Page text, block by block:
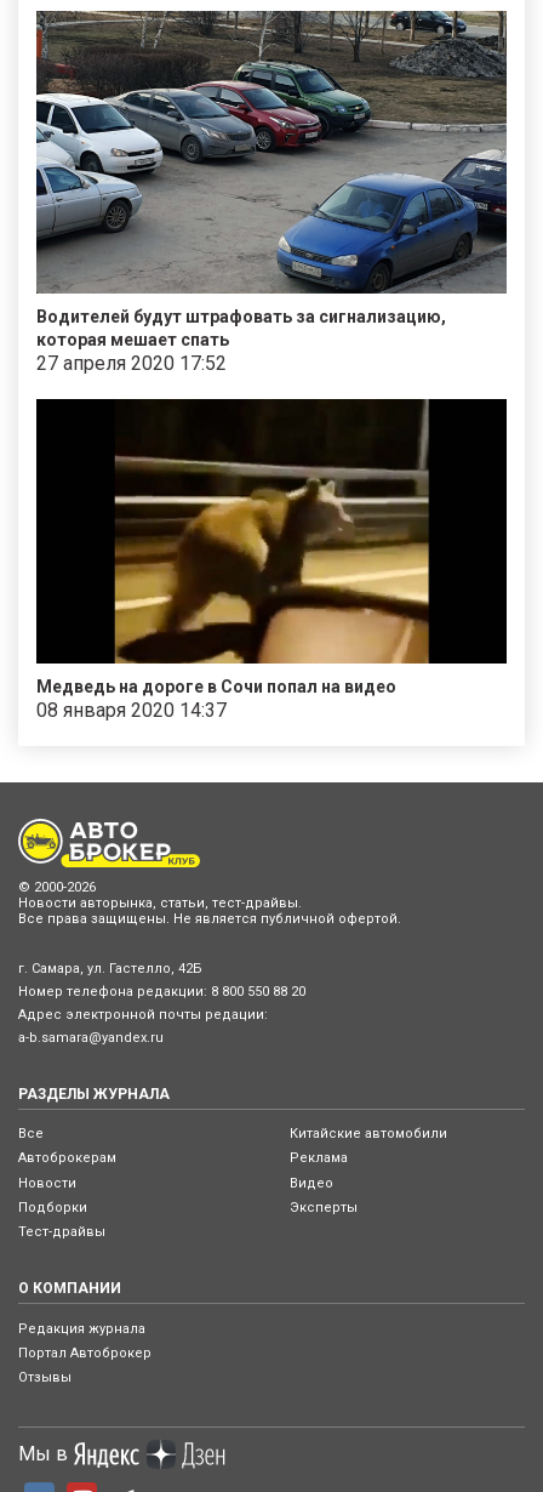
Водителей будут штрафовать за сигнализацию,
которая мешает спать
27 апреля 2020 17:52
Медведь на дороге в Сочи попал на видео
08 января 2020 14:37
© 2000-2026
Новости авторынка, статьи, тест-драйвы.
Все права защищены. Не является публичной офертой.
г. Самара, ул. Гастелло, 42Б
Номер телефона редакции: 8 800 550 88 20
Адрес электронной почты редации:
a-b.samara@yandex.ru
РАЗДЕЛЫ ЖУРНАЛА
Все
Автоброкерам
Новости
Подборки
Тест-драйвы
Китайские автомобили
Реклама
Видео
Эксперты
О КОМПАНИИ
Редакция журнала
Портал Автоброкер
Отзывы
Мы в